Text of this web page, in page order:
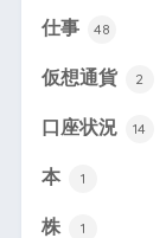
仕事 48
仮想通貨 2
口座状況 14
本 1
株 1